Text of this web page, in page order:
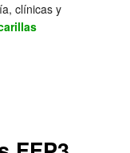
clínicas y